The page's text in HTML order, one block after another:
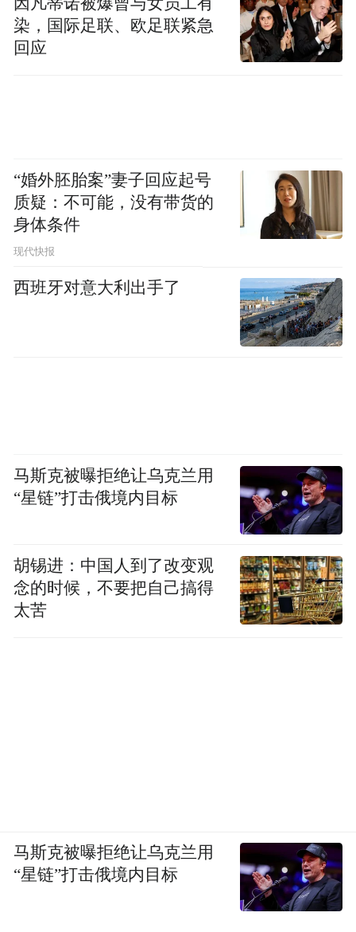
染，国际足联、欧足联紧急
回应
“婚外胚胎案”妻子回应起号
质疑：不可能，没有带货的
身体条件
现代快报
西班牙对意大利出手了
马斯克被曝拒绝让乌克兰用
“星链”打击俄境内目标
胡锡进：中国人到了改变观
念的时候，不要把自己搞得
太苦
马斯克被曝拒绝让乌克兰用
“星链”打击俄境内目标